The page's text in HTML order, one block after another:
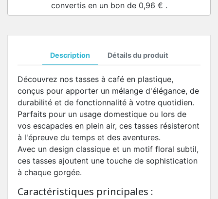
convertis en un bon de 0,96 € .
Description Détails du produit
Découvrez nos tasses à café en plastique,
conçus pour apporter un mélange d'élégance, de
durabilité et de fonctionnalité à votre quotidien.
Parfaits pour un usage domestique ou lors de
vos escapades en plein air, ces tasses résisteront
à l'épreuve du temps et des aventures.
Avec un design classique et un motif floral subtil,
ces tasses ajoutent une touche de sophistication
à chaque gorgée.
Caractéristiques principales :